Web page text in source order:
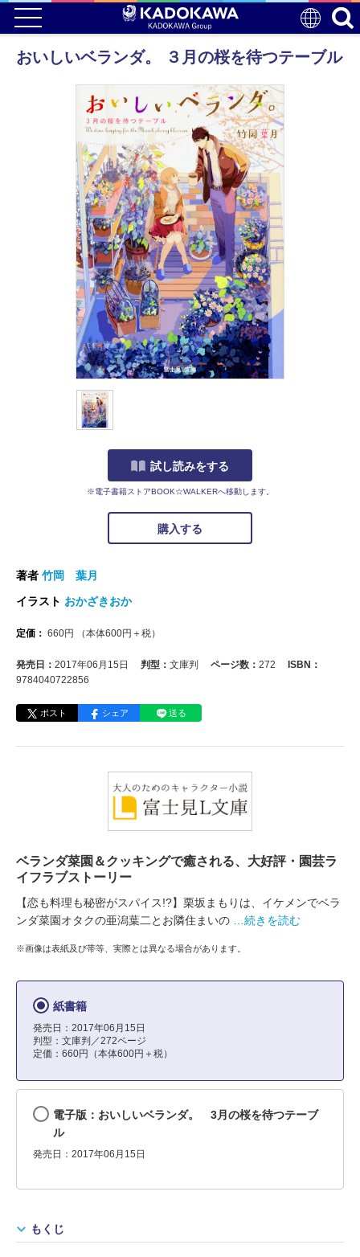
おいしいベランダ。 ３月の桜を待つテーブル
試し読みをする
※電子書籍ストアBOOK☆WALKERへ移動します。
購入する
著者 竹岡 葉月
イラスト おかざきおか
定価： 660円 （本体600円＋税）
発売日： 2017年06月15日 判型： 文庫判 ページ数： 272
ISBN：
9784040722856
ポスト シェア 送る
ベランダ菜園＆クッキングで癒される、大好評・園芸ラ
イフラブストーリー
【恋も料理も秘密がスパイス!?】栗坂まもりは、イケメンでベラ
ンダ菜園オタクの亜潟葉二とお隣住まいの
…続きを読む
※画像は表紙及び帯等、実際とは異なる場合があります。
紙書籍
発売日：2017年06月15日
判型：文庫判／272ページ
定価：660円（本体600円＋税）
電子版：おいしいベランダ。 3月の桜を待つテーブ
ル
発売日：2017年06月15日
もくじ